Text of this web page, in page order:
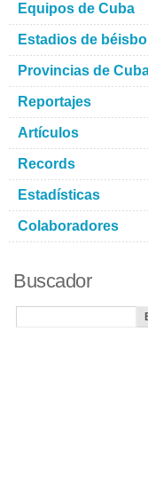
Equipos de Cuba
Estadios de béisbol
Provincias de
Reportajes
Artículos
Records
Estadísticas
Colaboradores
Buscador